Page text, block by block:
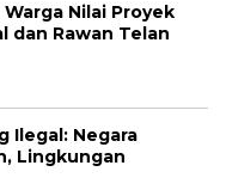
Nilai Proyek
dan Rawan Telan
Ilegal: Negara
Lingkungan